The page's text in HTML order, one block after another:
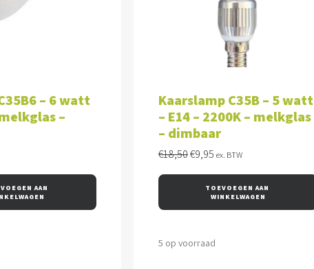
– 6 watt
–
AAN
Kaarslamp C35B – 5 watt
– E14 – 2200K – melkglas
– dimbaar
€18,50Oorspronkelijke
€18,50.
€9,95Huidige
€9,95.
ex. BTW
TOEVOEGEN AAN
WINKELWAGEN
5 op voorraad